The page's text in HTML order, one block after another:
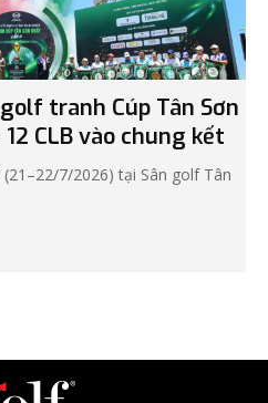
tranh Cúp Tân Sơn
CLB vào chung kết
7/2026) tại Sân golf Tân